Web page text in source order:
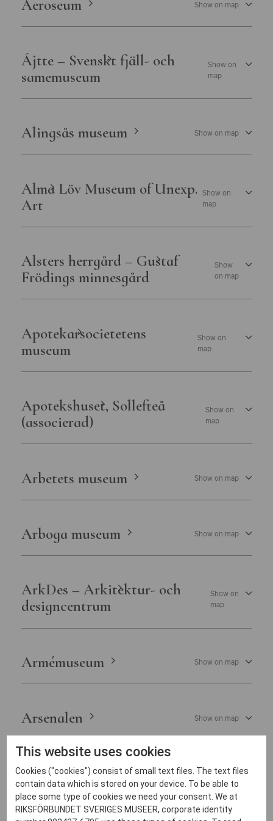
Aeroseum Show on map
Ájtte – Svenskt fjäll- och
samemuseum
Show on
map
Alingsås museum Show on map
Alma Löv Museum of Unexp.
Art
Show on
map
Alsters herrgård – Gustaf
Frödings minnesgård
Show
on map
Apotekarsocietetens
museum
Show on
map
Apotekshuset, Sollefteå
(associerad)
Show on
map
Arbetets museum Show on map
Arboga museum Show on map
ArkDes – Arkitektur- och
designcentrum
Show on
map
Armémuseum Show on map
Arsenalen Show on map
Artipelag i Gustavsberg Show on map
This website uses cookies
Cookies ("cookies") consist of small text files. The text files
contain data which is stored on your device. To be able to
place some type of cookies we need your consent. We at
RIKSFÖRBUNDET SVERIGES MUSEER, corporate identity